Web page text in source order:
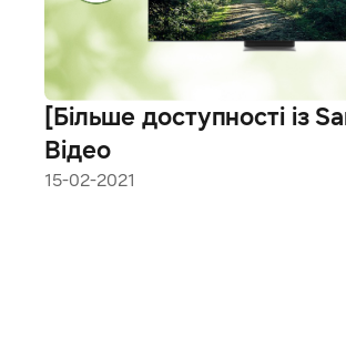
[Більше доступності із
Відео
15-02-2021